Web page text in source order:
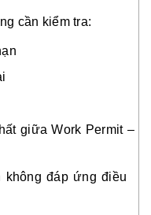
cần kiểm tra:
giữa Work Permit –
đáp ứng điều